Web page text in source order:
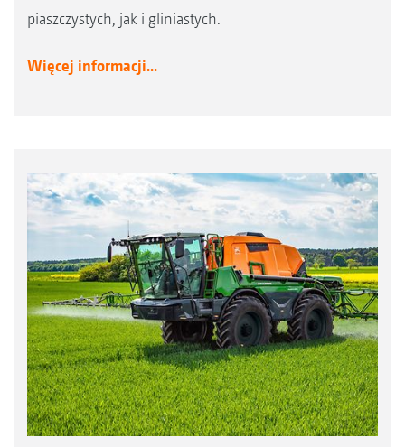
piaszczystych, jak i gliniastych.
Więcej informacji...